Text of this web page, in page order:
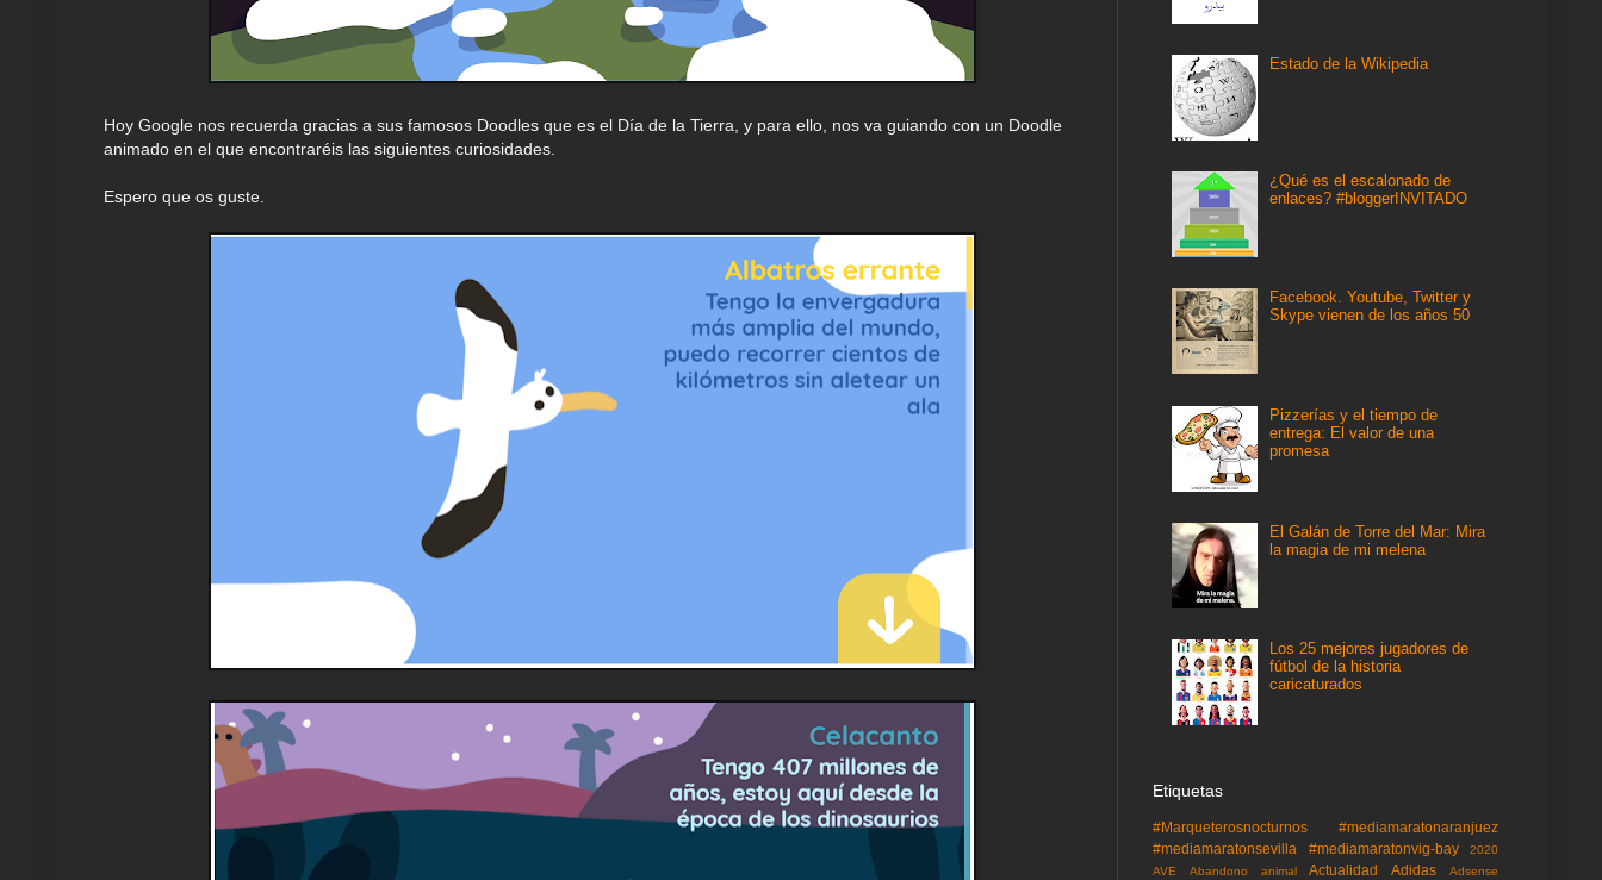
Hoy Google nos recuerda gracias a sus famosos Doodles que es el Día de la Tierra, y para ello, nos va guiando con un Doodle
animado en el que encontraréis las siguientes curiosidades.
Espero que os guste.
Estado de la Wikipedia
¿Qué es el escalonado de
enlaces? #bloggerINVITADO
Facebook. Youtube, Twitter y
Skype vienen de los años 50
Pizzerías y el tiempo de
entrega: El valor de una
promesa
El Galán de Torre del Mar: Mira
la magia de mi melena
Los 25 mejores jugadores de
fútbol de la historia
caricaturados
Etiquetas
#Marqueterosnocturnos
#mediamaratonaranjuez
#mediamaratonsevilla
#mediamaratonvig-bay
2020
AVE
Abandono animal Actualidad Adidas Adsense